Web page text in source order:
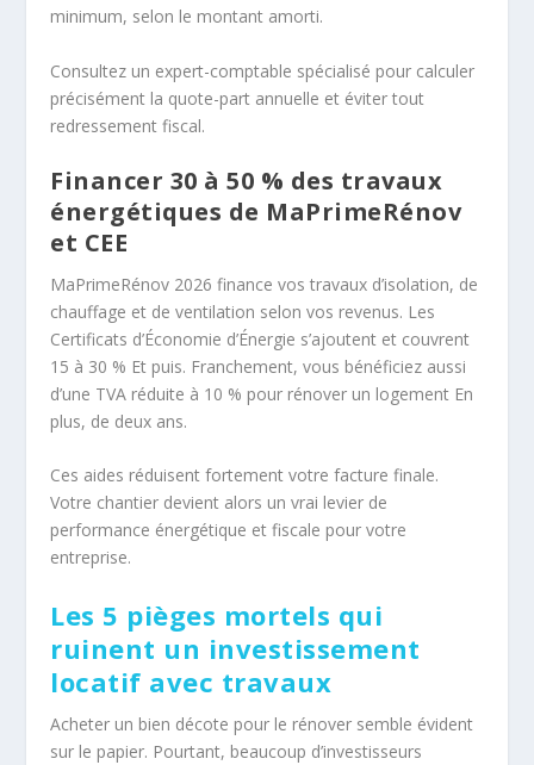
minimum, selon le montant amorti.
Consultez un expert-comptable spécialisé pour calculer
précisément la quote-part annuelle et éviter tout
redressement fiscal.
Financer 30 à 50 % des travaux
énergétiques de MaPrimeRénov
et CEE
MaPrimeRénov 2026 finance vos travaux d’isolation, de
chauffage et de ventilation selon vos revenus. Les
Certificats d’Économie d’Énergie s’ajoutent et couvrent
15 à 30 % Et puis. Franchement, vous bénéficiez aussi
d’une TVA réduite à 10 % pour rénover un logement En
plus, de deux ans.
Ces aides réduisent fortement votre facture finale.
Votre chantier devient alors un vrai levier de
performance énergétique et fiscale pour votre
entreprise.
Les 5 pièges mortels qui
ruinent un investissement
locatif avec travaux
Acheter un bien décote pour le rénover semble évident
sur le papier. Pourtant, beaucoup d’investisseurs